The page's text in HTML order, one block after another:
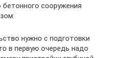
сооружения
нужно с подготовки
в первую очередь надо